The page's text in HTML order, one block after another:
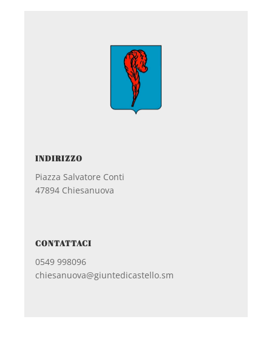
INDIRIZZO
Piazza Salvatore Conti
47894 Chiesanuova
CONTATTACI
0549 998096
chiesanuova@giuntedicastello.sm